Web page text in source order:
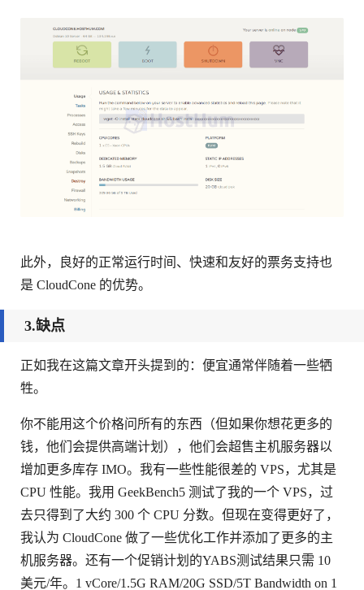
此外，良好的正常运行时间、快速和友好的票务支持也
是 CloudCone 的优势。
3.缺点
正如我在这篇文章开头提到的：便宜通常伴随着一些牺
牲。
你不能用这个价格问所有的东西（但如果你想花更多的
钱，他们会提供高端计划），他们会超售主机服务器以
增加更多库存 IMO。我有一些性能很差的 VPS，尤其是
CPU 性能。我用 GeekBench5 测试了我的一个 VPS，过
去只得到了大约 300 个 CPU 分数。但现在变得更好了，
我认为 CloudCone 做了一些优化工作并添加了更多的主
机服务器。还有一个促销计划的YABS测试结果只需 10
美元/年。1 vCore/1.5G RAM/20G SSD/5T Bandwidth on 1